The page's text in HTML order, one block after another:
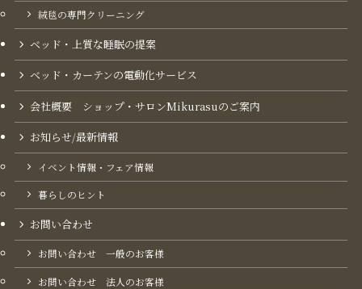
絨毯の専門クリーニング
ベッド・上質な睡眠の提案
ベッド・カーテンの電動化サービス
会社概要 ショップ・サロンMikurasuのご案内​
お知らせ/最新情報
イベント情報・フェア情報
暮らしのヒント
お問い合わせ
お問い合わせ 一般のお客様
お問い合わせ 法人のお客様